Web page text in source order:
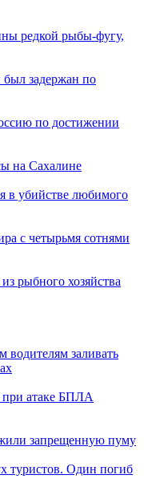
редкой рыбы-фугу,
был задержан по
по достижении
на Сахалине
в убийстве любимого
с четырьмя сотнями
рыбного хозяйства
водителям заливать
атаке БПЛА
запрещенную пуму
туристов. Один погиб